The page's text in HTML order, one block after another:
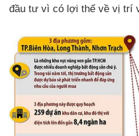
đầu tư vì có lợi thế về vị trí